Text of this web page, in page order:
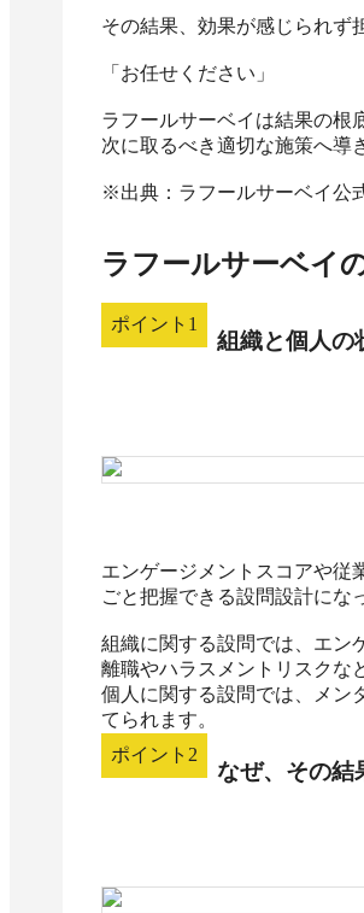
その結果、効果が感じられず
「お任せください」
ラフールサーベイは結果の根
次に取るべき適切な施策へ導
※出典：ラフールサーベイ公
ラフールサーベイ
ポイント 1
組織と個人の
エンゲージメントスコアや従
ごと把握できる設問設計にな
組織に関する設問では、エン
離職やハラスメントリスクな
個人に関する設問では、メン
てられます。
ポイント 2
なぜ、その結